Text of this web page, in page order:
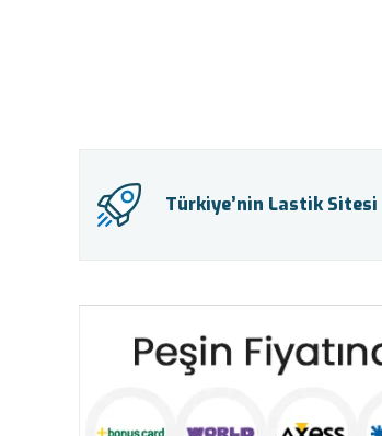
Türkiye’nin Lastik Sitesi